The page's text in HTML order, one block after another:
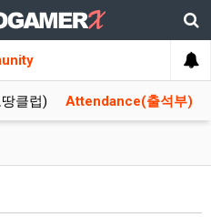
클럽) Attendance(출석부)